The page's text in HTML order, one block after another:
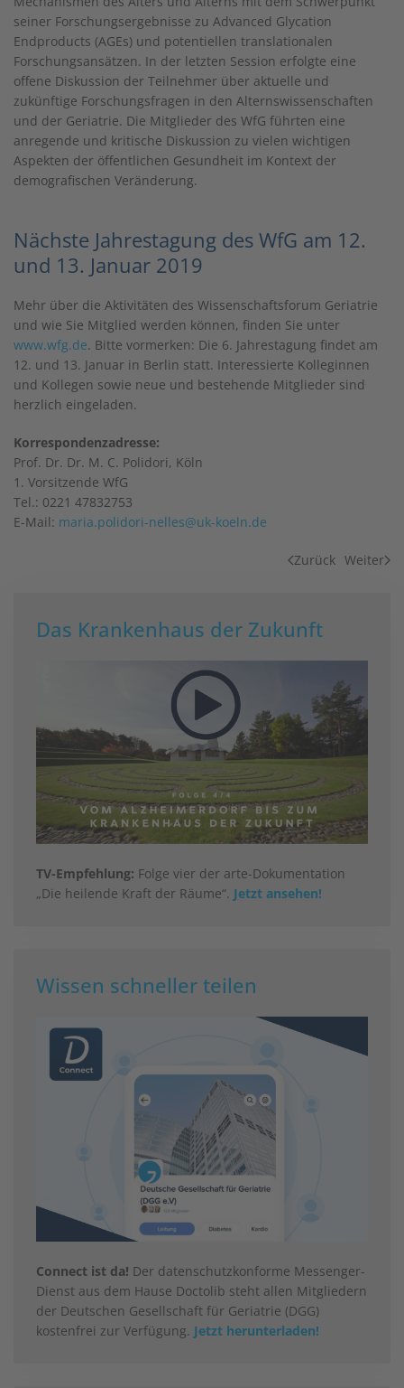
seiner Forschungsergebnisse zu Advanced Glycation
Endproducts (AGEs) und potentiellen translationalen
Forschungsansätzen. In der letzten Session erfolgte eine
offene Diskussion der Teilnehmer über aktuelle und
zukünftige Forschungsfragen in den Alternswissenschaften
und der Geriatrie. Die Mitglieder des WfG führten eine
anregende und kritische Diskussion zu vielen wichtigen
Aspekten der öffentlichen Gesundheit im Kontext der
demografischen Veränderung.
Nächste Jahrestagung des WfG am 12.
und 13. Januar 2019
Mehr über die Aktivitäten des Wissenschaftsforum Geriatrie
und wie Sie Mitglied werden können, finden Sie unter
www.wfg.de. Bitte vormerken: Die 6. Jahrestagung findet am
12. und 13. Januar in Berlin statt. Interessierte Kolleginnen
und Kollegen sowie neue und bestehende Mitglieder sind
herzlich eingeladen.
Korrespondenzadresse:
Prof. Dr. Dr. M. C. Polidori, Köln
1. Vorsitzende WfG
Tel.: 0221 47832753
E-Mail: maria.polidori-nelles@uk-koeln.de
Zurück Weiter
Das Krankenhaus der Zukunft
TV-Empfehlung: Folge vier der arte-Dokumentation
„Die heilende Kraft der Räume“. Jetzt ansehen!
Wissen schneller teilen
Connect ist da! Der datenschutzkonforme Messenger-
Dienst aus dem Hause Doctolib steht allen Mitgliedern
der Deutschen Gesellschaft für Geriatrie (DGG)
kostenfrei zur Verfügung. Jetzt herunterladen!